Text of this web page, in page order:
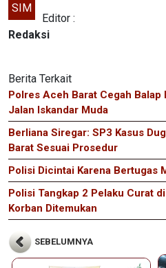
SIM
Editor :
Redaksi
Berita Terkait
Polres Aceh Barat Cegah Balap
Jalan Iskandar Muda
Berliana Siregar: SP3 Kasus
Barat Sesuai Prosedur
Polisi Dicintai Karena Bertugas
Polisi Tangkap 2 Pelaku Curat
Korban Ditemukan
SEBELUMNYA